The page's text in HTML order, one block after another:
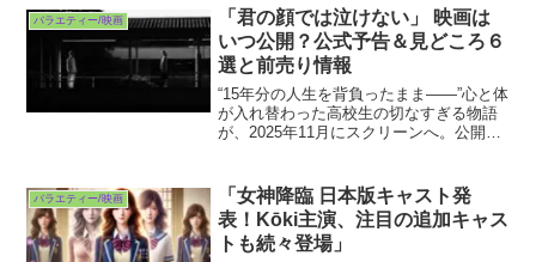
ン店を紹介し、新潟の「みかづき」の人
気メ...
バラエティー/映画
「君の顔では泣けない」 映画は
いつ公開？公式予告＆見どころ６
選と前売り情報
“15年分の人生を背負ったまま――”心と体
が入れ替わった高校生の切なすぎる物語
が、2025年11月にスクリーンへ。公開日
ˏˋ 解禁 ´ˎ-#芳根京子 ⇋ #髙橋海...
バラエティー/映画
「女神降臨 日本版キャスト発
表！Kōki主演、注目の追加キャス
トも続々登場」